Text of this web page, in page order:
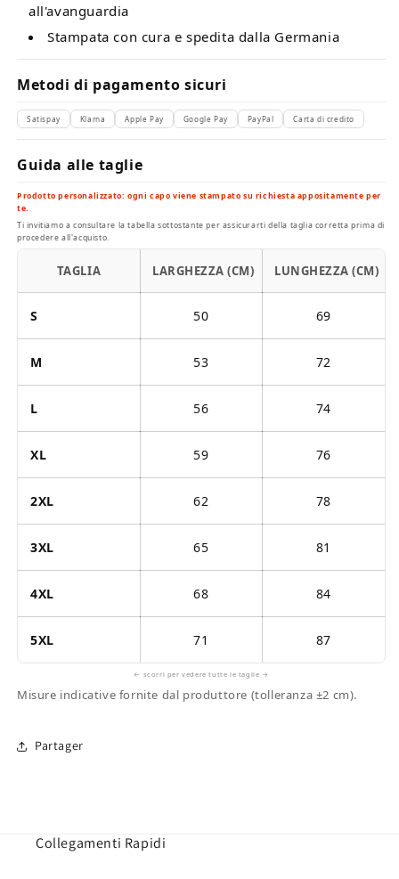
all'avanguardia
Stampata con cura e spedita dalla Germania
Metodi di pagamento sicuri
Satispay Klarna Apple Pay Google Pay PayPal Carta di credito
Guida alle taglie
Prodotto personalizzato: ogni capo viene stampato su richiesta appositamente per
te.
Ti invitiamo a consultare la tabella sottostante per assicurarti della taglia corretta prima di
procedere all'acquisto.
TAGLIA LARGHEZZA (CM) LUNGHEZZA (CM)
S 50 69
M 53 72
L 56 74
XL 59 76
2XL 62 78
3XL 65 81
4XL 68 84
5XL 71 87
← scorri per vedere tutte le taglie →
Misure indicative fornite dal produttore (tolleranza ±2 cm).
Partager
Collegamenti Rapidi